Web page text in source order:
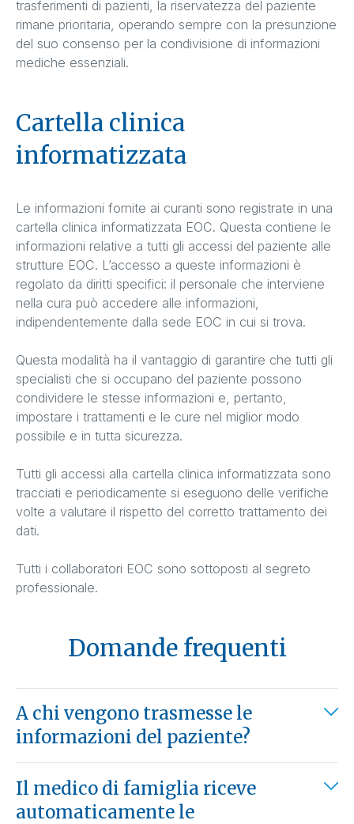
trasferimenti di pazienti, la riservatezza del paziente
rimane prioritaria, operando sempre con la presunzione
del suo consenso per la condivisione di informazioni
mediche essenziali.
Cartella clinica
informatizzata
Le informazioni fornite ai curanti sono registrate in una
cartella clinica informatizzata EOC. Questa contiene le
informazioni relative a tutti gli accessi del paziente alle
strutture EOC. L’accesso a queste informazioni è
regolato da diritti specifici: il personale che interviene
nella cura può accedere alle informazioni,
indipendentemente dalla sede EOC in cui si trova.
Questa modalità ha il vantaggio di garantire che tutti gli
specialisti che si occupano del paziente possono
condividere le stesse informazioni e, pertanto,
impostare i trattamenti e le cure nel miglior modo
possibile e in tutta sicurezza.
Tutti gli accessi alla cartella clinica informatizzata sono
tracciati e periodicamente si eseguono delle verifiche
volte a valutare il rispetto del corretto trattamento dei
dati.
Tutti i collaboratori EOC sono sottoposti al segreto
professionale.
Domande frequenti
A chi vengono trasmesse le
informazioni del paziente?
Il medico di famiglia riceve
automaticamente le